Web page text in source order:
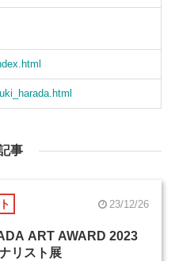
事
23/12/26
ART AWARD 2023
リスト展